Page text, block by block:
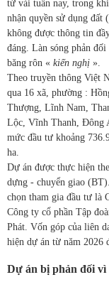
từ vài tuần nay, trong
nhận quyền sử dụng đất
không được thông tin
đáng. Làn sóng phản
băng rôn « kiến nghị ».
Theo truyền thông Việt
qua 16 xã, phường :
Thượng, Lĩnh Nam,
Lộc, Vĩnh Thanh, Đông
mức đầu tư khoảng
ha.
Dự án được thực hiện
dựng - chuyển giao
chọn tham gia đầu tư là
Công ty cổ phần Tập
Phát. Vốn góp của liên
hiện dự án từ năm 2026
Dự án bị phản đối